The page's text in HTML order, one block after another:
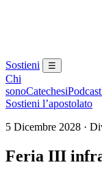
Sostieni ☰
Chi
sonoCatechesiPodcast
Sostieni l’apostolato
5 Dicembre 2028 ·
Feria III